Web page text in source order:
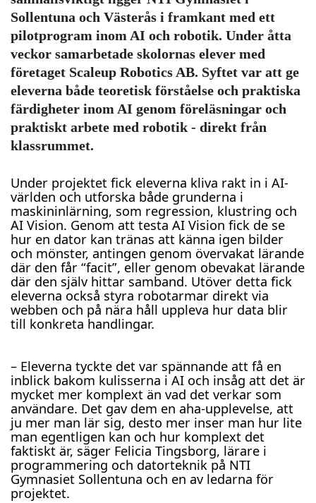
Sollentuna och Västerås i framkant med ett
pilotprogram inom AI och robotik. Under åtta
veckor samarbetade skolornas elever med
företaget Scaleup Robotics AB. Syftet var att ge
eleverna både teoretisk förståelse och praktiska
färdigheter inom AI genom föreläsningar och
praktiskt arbete med robotik - direkt från
klassrummet.
Under projektet fick eleverna kliva rakt in i AI-
världen och utforska både grunderna i
maskininlärning, som regression, klustring och
AI Vision. Genom att testa AI Vision fick de se
hur en dator kan tränas att känna igen bilder
och mönster, antingen genom övervakat lärande
där den får “facit”, eller genom obevakat lärande
där den själv hittar samband. Utöver detta fick
eleverna också styra robotarmar direkt via
webben och på nära håll uppleva hur data blir
till konkreta handlingar.
– Eleverna tyckte det var spännande att få en
inblick bakom kulisserna i AI och insåg att det är
mycket mer komplext än vad det verkar som
användare. Det gav dem en aha-upplevelse, att
ju mer man lär sig, desto mer inser man hur lite
man egentligen kan och hur komplext det
faktiskt är, säger Felicia Tingsborg, lärare i
programmering och datorteknik på NTI
Gymnasiet Sollentuna och en av ledarna för
projektet.